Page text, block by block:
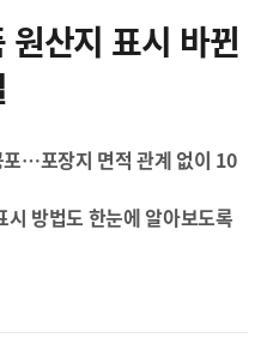
원산지 표시 바뀐
포…포장지 면적 관계 없이 10
방법도 한눈에 알아보도록